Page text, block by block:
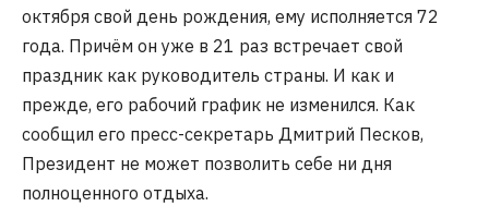
октября свой день рождения, ему исполняется 72
года. Причём он уже в 21 раз встречает свой
праздник как руководитель страны. И как и
прежде, его рабочий график не изменился. Как
сообщил его пресс-секретарь Дмитрий Песков,
Президент не может позволить себе ни дня
полноценного отдыха.